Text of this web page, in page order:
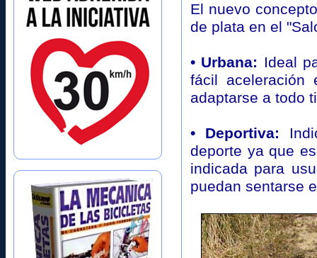
El nuevo
de plata en el
• Urbana: Ideal
fácil aceleración
adaptarse a todo
• Deportiva:
deporte ya que
indicada para
puedan sentarse